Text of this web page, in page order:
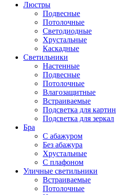
Люстры
Подвесные
Потолочные
Светодиодные
Хрустальные
Каскадные
Светильники
Настенные
Подвесные
Потолочные
Влагозащитные
Встраиваемые
Подсветка для картин
Подсветка для зеркал
Бра
С абажуром
Без абажура
Хрустальные
С плафоном
Уличные светильники
Встраиваемые
Потолочные